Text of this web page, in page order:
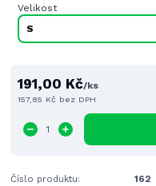
Velikost
191,00 Kč/ks
157,85 Kč bez DPH
Číslo produktu: 162